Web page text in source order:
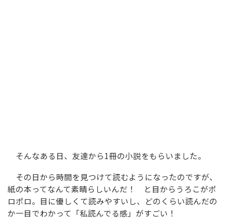
そんなある日、友達から1冊の小説をもらいました。
その日から時間を見つけて読むようになったのですが、
紙の本ってなんて素晴らしいんだ！ と目からうろこがポ
ロポロ。目に優しくて読みやすいし、どのくらい読んだの
か一目でわかって「私読んでる感」がすごい！